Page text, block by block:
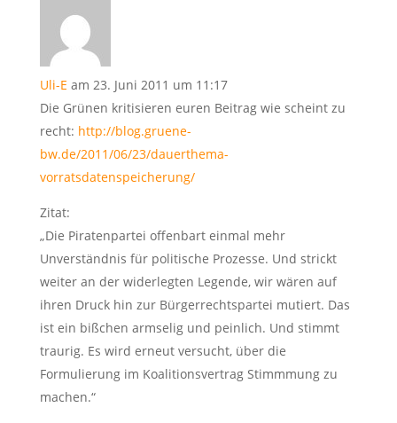
Uli-E am 23. Juni 2011 um 11:17
Die Grünen kritisieren euren Beitrag wie scheint zu
recht: http://blog.gruene-
bw.de/2011/06/23/dauerthema-
vorratsdatenspeicherung/
Zitat:
„Die Piratenpartei offenbart einmal mehr
Unverständnis für politische Prozesse. Und strickt
weiter an der widerlegten Legende, wir wären auf
ihren Druck hin zur Bürgerrechtspartei mutiert. Das
ist ein bißchen armselig und peinlich. Und stimmt
traurig. Es wird erneut versucht, über die
Formulierung im Koalitionsvertrag Stimmmung zu
machen.“